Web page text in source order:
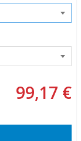
99,17 €